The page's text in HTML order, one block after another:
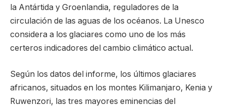
la Antártida y Groenlandia, reguladores de la
circulación de las aguas de los océanos. La Unesco
considera a los glaciares como uno de los más
certeros indicadores del cambio climático actual.
Según los datos del informe, los últimos glaciares
africanos, situados en los montes Kilimanjaro, Kenia y
Ruwenzori, las tres mayores eminencias del